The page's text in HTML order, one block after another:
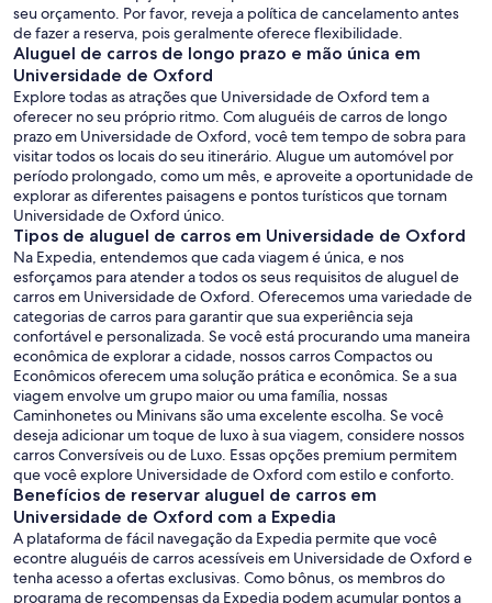
seu orçamento. Por favor, reveja a política de cancelamento antes
de fazer a reserva, pois geralmente oferece flexibilidade.
Aluguel de carros de longo prazo e mão única em
Universidade de Oxford
Explore todas as atrações que Universidade de Oxford tem a
oferecer no seu próprio ritmo. Com aluguéis de carros de longo
prazo em Universidade de Oxford, você tem tempo de sobra para
visitar todos os locais do seu itinerário. Alugue um automóvel por
período prolongado, como um mês, e aproveite a oportunidade de
explorar as diferentes paisagens e pontos turísticos que tornam
Universidade de Oxford único.
Tipos de aluguel de carros em Universidade de Oxford
Na Expedia, entendemos que cada viagem é única, e nos
esforçamos para atender a todos os seus requisitos de aluguel de
carros em Universidade de Oxford. Oferecemos uma variedade de
categorias de carros para garantir que sua experiência seja
confortável e personalizada. Se você está procurando uma maneira
econômica de explorar a cidade, nossos carros Compactos ou
Econômicos oferecem uma solução prática e econômica. Se a sua
viagem envolve um grupo maior ou uma família, nossas
Caminhonetes ou Minivans são uma excelente escolha. Se você
deseja adicionar um toque de luxo à sua viagem, considere nossos
carros Conversíveis ou de Luxo. Essas opções premium permitem
que você explore Universidade de Oxford com estilo e conforto.
Benefícios de reservar aluguel de carros em
Universidade de Oxford com a Expedia
A plataforma de fácil navegação da Expedia permite que você
econtre aluguéis de carros acessíveis em Universidade de Oxford e
tenha acesso a ofertas exclusivas. Como bônus, os membros do
programa de recompensas da Expedia podem acumular pontos a